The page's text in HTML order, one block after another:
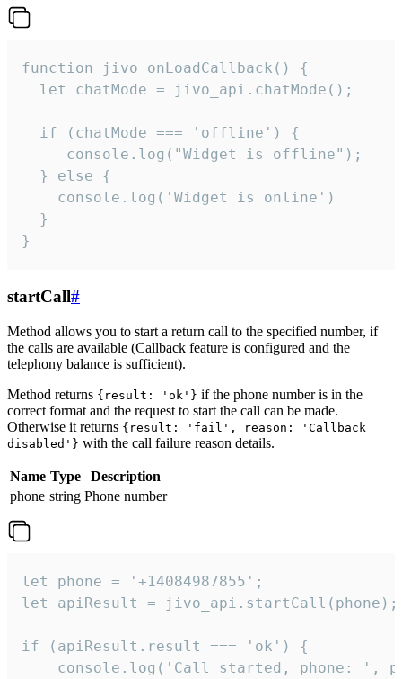
function jivo_onLoadCallback() {
  let chatMode = jivo_api.chatMode();
  if (chatMode === 'offline') {
     console.log("Widget is offline");
  } else {
    console.log('Widget is online')
  }
}
startCall#
Method allows you to start a return call to the specified number, if
the calls are available (Callback feature is configured and the
telephony balance is sufficient).
Method returns {result: 'ok'} if the phone number is in the
correct format and the request to start the call can be made.
Otherwise it returns {result: 'fail', reason: 'Callback
disabled'} with the call failure reason details.
Name Type
Description
phone string Phone number
let phone = '+14084987855';
let apiResult = jivo_api.startCall(phone);
if (apiResult.result === 'ok') {
console.log('Call started, phone: ',